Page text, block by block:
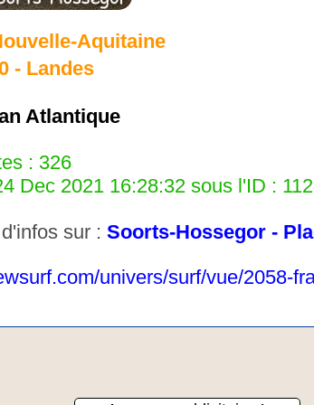
Aquitaine
- Landes
Atlantique
: 326
Dec 2021 16:28:32 sous l'ID :
sur : Soorts-Hossegor -
univers/surf/vue/2058-